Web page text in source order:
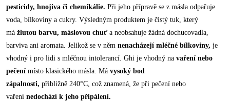
pesticidy, hnojiva či chemikálie. Při jeho přípravě se z másla odpařuje
voda, bílkoviny a cukry. Výsledným produktem je čistý tuk, který
má žlutou barvu, máslovou chuť a neobsahuje žádná dochucovadla,
barviva ani aromata. Jelikož se v něm nenacházejí mléčné bílkoviny, je
vhodný i pro lidi s mléčnou intolerancí. Ghi je vhodný na vaření nebo
pečení místo klasického másla. Má vysoký bod
zápalnosti, přibližně 240°C, což znamená, že při pečení nebo
vaření nedochází k jeho připálení.